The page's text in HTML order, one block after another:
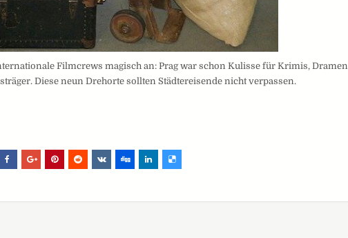
Filmcrews magisch an: Prag war schon Kulisse für Krimis, Dramen
Diese neun Drehorte sollten Städtereisende nicht verpassen.